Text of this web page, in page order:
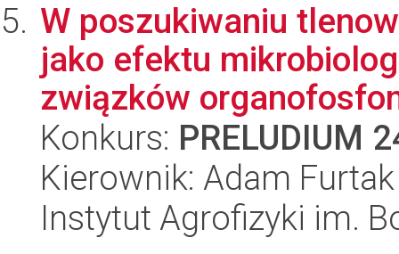
W poszukiwaniu
jako efektu
związków
Konkurs: PRELUDIUM
Kierownik: Adam Furtak
Instytut Agrofizyki im.